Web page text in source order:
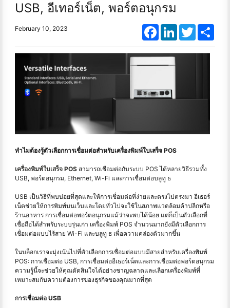
USB, อีเทอร์เน็ต, พอร์ตอนุกรม
February 10, 2023 FacebookLinkedInTwitter
ทำไมต้องรู้ตัวเลือกการเชื่อมต่อสำหรับเครื่องพิมพ์ใบเสร็จ POS
เครื่องพิมพ์ใบเสร็จ POS สามารถเชื่อมต่อกับระบบ POS ได้หลายวิธีรวมทั้ง
USB, พอร์ตอนุกรม, Ethernet, Wi-Fi และการเชื่อมต่อบลูทู ธ
USB เป็นวิธีที่พบบ่อยที่สุดและให้การเชื่อมต่อที่ง่ายและตรงไปตรงมา อีเธอร์
เน็ตช่วยให้การพิมพ์บนเว็บและโดยทั่วไปจะใช้ในสภาพแวดล้อมค้าปลีกหรือ
ร้านอาหาร การเชื่อมต่อพอร์ตอนุกรมแม้ว่าจะพบได้น้อย แต่ก็เป็นตัวเลือกที่
เชื่อถือได้สำหรับระบบรุ่นเก่า เครื่องพิมพ์ POS จำนวนมากยังมีตัวเลือกการ
เชื่อมต่อแบบไร้สาย Wi-Fi และบลูทู ธ เพื่อความคล่องตัวมากขึ้น
ในบล็อกเราจะมุ่งเน้นไปที่ตัวเลือกการเชื่อมต่อแบบมีสายสำหรับเครื่องพิมพ์
POS: การเชื่อมต่อ USB, การเชื่อมต่ออีเธอร์เน็ตและการเชื่อมต่อพอร์ตอนุกรม
ความรู้นี้จะช่วยให้คุณตัดสินใจได้อย่างชาญฉลาดและเลือกเครื่องพิมพ์ที่
เหมาะสมกับความต้องการของธุรกิจของคุณมากที่สุด
การเชื่อมต่อ USB